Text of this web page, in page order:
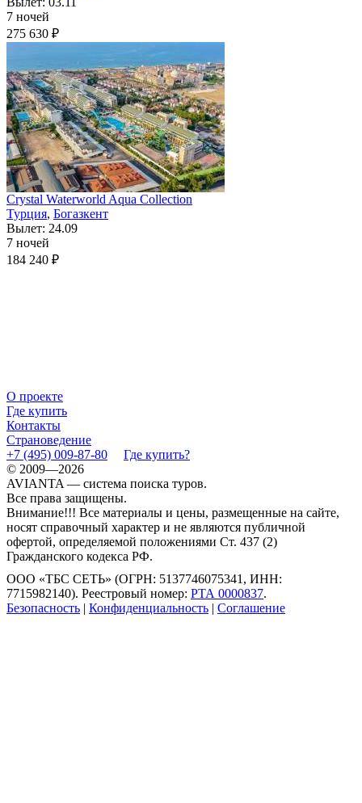
7 ночей
275 630 ₽
Crystal Waterworld Aqua Collection
Турция, Богазкент
Вылет: 24.09
7 ночей
184 240 ₽
О проекте
Где купить
Контакты
Страноведение
+7 (495) 009-87-80
Где купить?
© 2009—2026
AVIANTA — система поиска туров.
Все права защищены.
Внимание!!! Все материалы и цены, размещенные на сайте,
носят справочный характер и не являются публичной
офертой, определяемой положениями Ст. 437 (2)
Гражданского кодекса РФ.
ООО «ТБС СЕТЬ» (ОГРН: 5137746075341, ИНН:
7715982140). Реестровый номер: РТА 0000837.
Безопасность | Конфиденциальность | Соглашение